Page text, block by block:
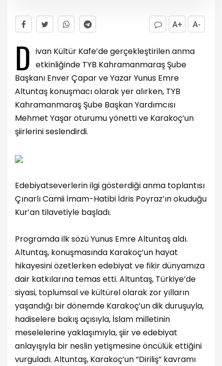
A+ A-
D ivan Kültür Kafe’de gerçekleştirilen anma
etkinliğinde TYB Kahramanmaraş Şube
Başkanı Enver Çapar ve Yazar Yunus Emre
Altuntaş konuşmacı olarak yer alırken, TYB
Kahramanmaraş Şube Başkan Yardımcısı
Mehmet Yaşar oturumu yönetti ve Karakoç’un
şiirlerini seslendirdi.
Edebiyatseverlerin ilgi gösterdiği anma toplantısı
Çınarlı Camii İmam-Hatibi İdris Poyraz’ın okuduğu
Kur’an tilavetiyle başladı.
Programda ilk sözü Yunus Emre Altuntaş aldı.
Altuntaş, konuşmasında Karakoç’un hayat
hikayesini özetlerken edebiyat ve fikir dünyamıza
dair katkılarına temas etti. Altuntaş, Türkiye’de
siyasi, toplumsal ve kültürel olarak zor yılların
yaşandığı bir dönemde Karakoç’un dik duruşuyla,
hadiselere bakış açısıyla, İslam milletinin
meselelerine yaklaşımıyla, şiir ve edebiyat
anlayışıyla bir neslin yetişmesine öncülük ettiğini
vurguladı. Altuntaş, Karakoç’un “Diriliş” kavramı